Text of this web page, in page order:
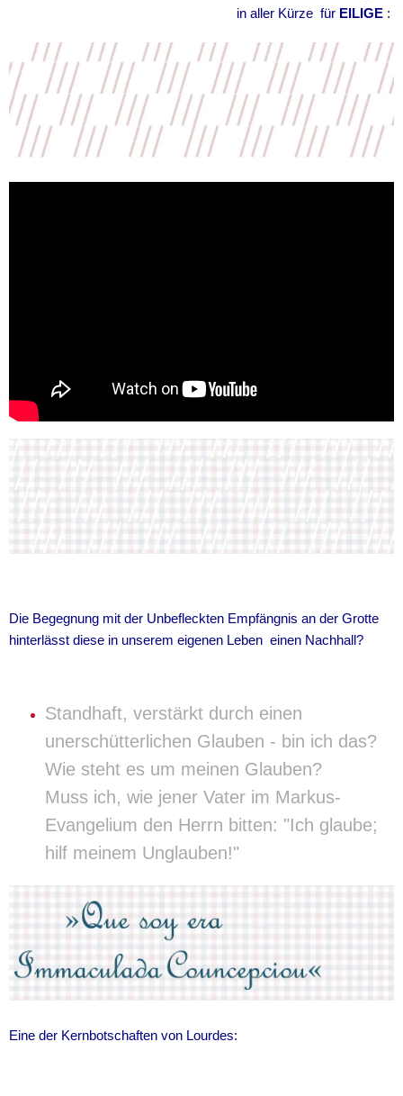
in aller Kürze für EILIGE :
Die Begegnung mit der Unbefleckten Empfängnis an der Grotte
hinterlässt diese in unserem eigenen Leben einen Nachhall?
Standhaft, verstärkt durch einen
unerschütterlichen Glauben - bin ich das?
Wie steht es um meinen Glauben?
Muss ich, wie jener Vater im Markus-
Evangelium den Herrn bitten: "Ich glaube;
hilf meinem Unglauben!"
Eine der Kernbotschaften von Lourdes: